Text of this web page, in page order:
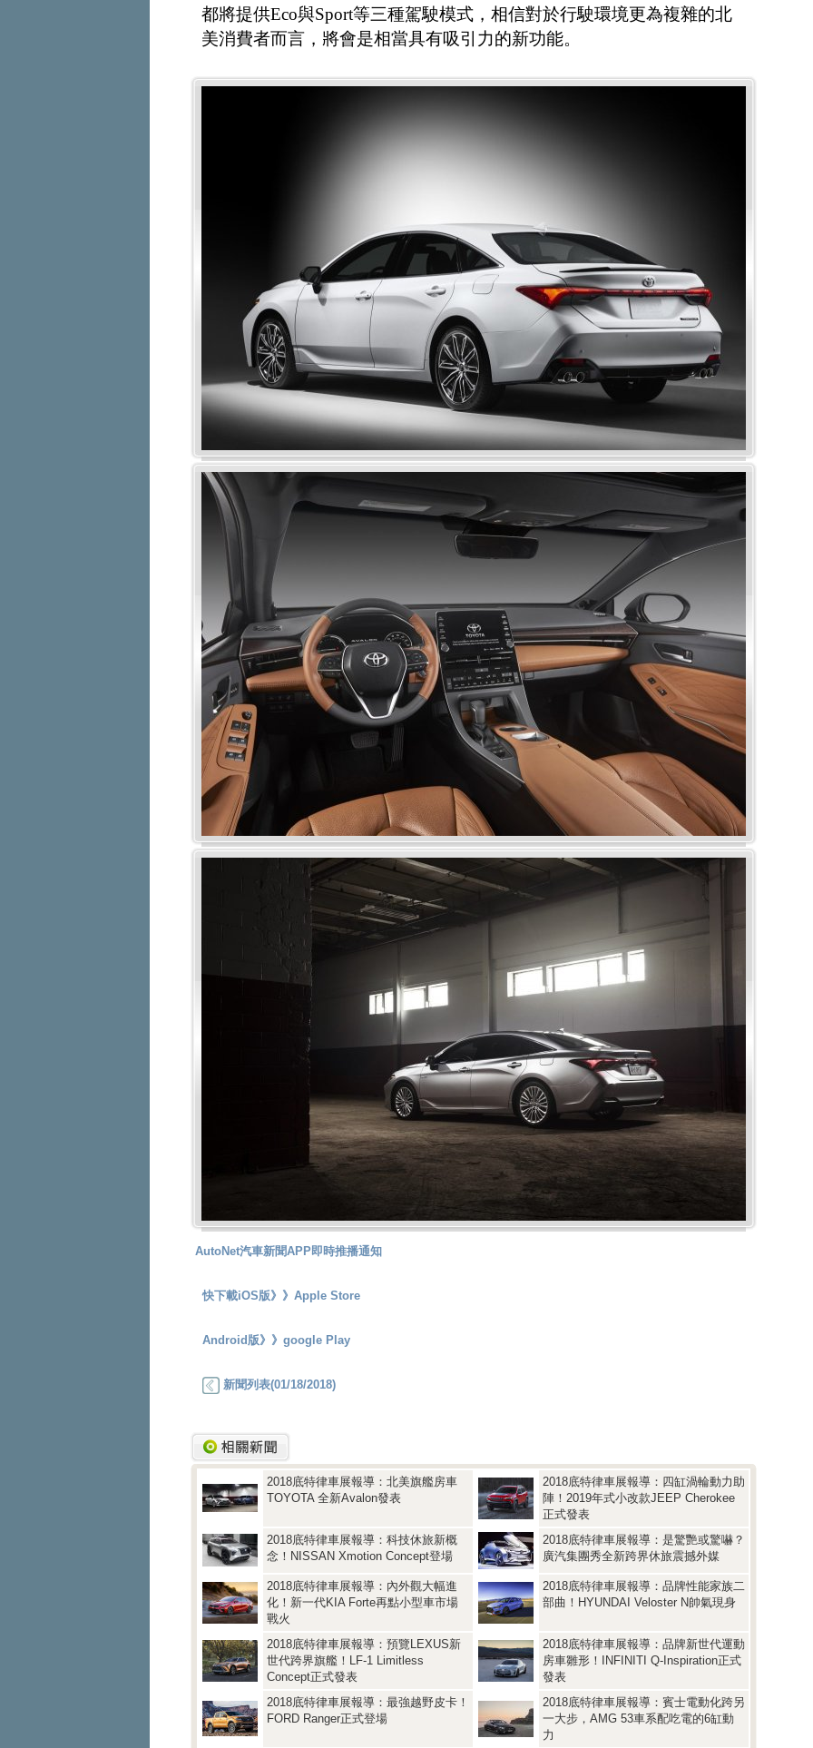
都將提供Eco與Sport等三種駕駛模式，相信對於行駛環境更為複雜的北
美消費者而言，將會是相當具有吸引力的新功能。
AutoNet汽車新聞APP即時推播通知
快下載iOS版》》 Apple Store
Android版》》 google Play
新聞列表(01/18/2018)
2018底特律車展報導：北美旗艦房車
TOYOTA 全新Avalon發表
2018底特律車展報導：四缸渦輪動力助
陣！2019年式小改款JEEP Cherokee
正式發表
2018底特律車展報導：科技休旅新概
念！NISSAN Xmotion Concept登場
2018底特律車展報導：是驚艷或驚嚇？
廣汽集團秀全新跨界休旅震撼外媒
2018底特律車展報導：內外觀大幅進
化！新一代KIA Forte再點小型車市場
戰火
2018底特律車展報導：品牌性能家族二
部曲！HYUNDAI Veloster N帥氣現身
2018底特律車展報導：預覽LEXUS新
世代跨界旗艦！LF-1 Limitless
Concept正式發表
2018底特律車展報導：品牌新世代運動
房車雛形！INFINITI Q-Inspiration正式
發表
2018底特律車展報導：最強越野皮卡！
FORD Ranger正式登場
2018底特律車展報導：賓士電動化跨另
一大步，AMG 53車系配吃電的6缸動
力